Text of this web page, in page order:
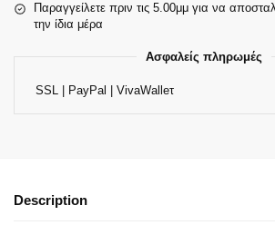
Παραγγείλετε πριν τις 5.00μμ για να
την ίδια μέρα
Ασφαλείς πληρωμές
SSL | PayPal | VivaWalleτ
Description